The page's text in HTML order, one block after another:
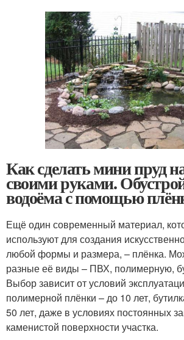
Как сделать мини пруд
своими руками.
водоёма с помощью
Ещё один современный материал,
используют для создания
любой формы и размера, – плёнка.
разные её виды – ПВХ, полимерную,
Выбор зависит от условий
полимерной плёнки – до 10 лет,
50 лет, даже в условиях постоянных
каменистой поверхности участка.